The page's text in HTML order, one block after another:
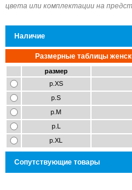
Наличие
Размерные таблицы
размер
р.XS
р.S
р.M
р.L
р.XL
Сопутствующие товары